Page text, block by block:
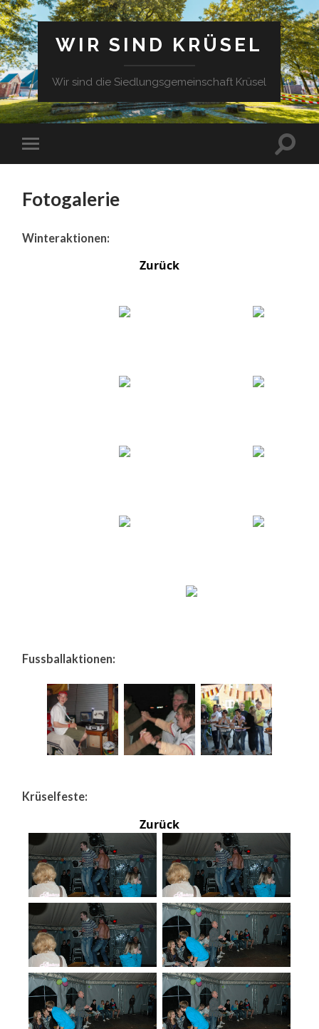
WIR SIND KRÜSEL
Wir sind die Siedlungsgemeinschaft Krüsel
Fotogalerie
Winteraktionen:
Zurück
Fussballaktionen:
Krüselfeste:
Zurück